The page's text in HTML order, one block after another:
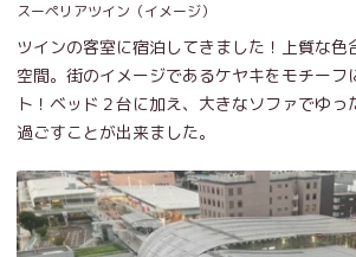
スーペリアツイン（イメージ）
ツインの客室に宿泊してきました！上質な色
空間。街のイメージであるケヤキをモチーフ
ト！ベッド２台に加え、大きなソファでゆっ
過ごすことが出来ました。